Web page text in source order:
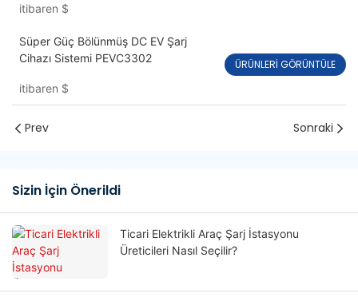
itibaren $
Süper Güç Bölünmüş DC EV Şarj
Cihazı Sistemi PEVC3302
itibaren $
ÜRÜNLERI GÖRÜNTÜLE
Prev Sonraki
Sizin İçin Önerildi
Ticari Elektrikli Araç Şarj İstasyonu
Üreticileri Nasıl Seçilir?